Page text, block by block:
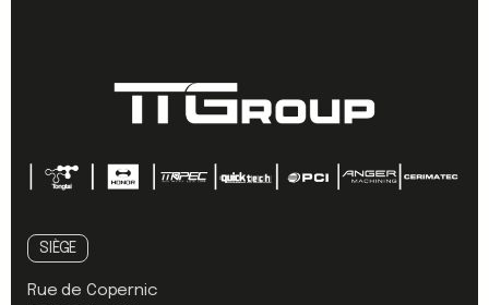
SIÈGE
Rue de Copernic